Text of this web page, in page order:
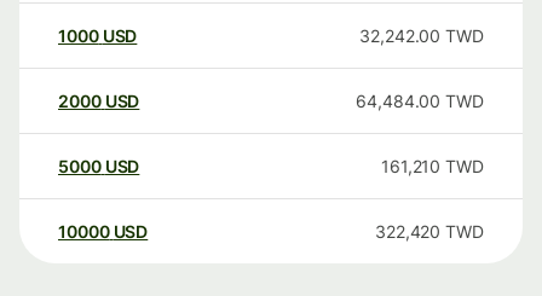
1000 USD 32,242.00 TWD
2000 USD 64,484.00 TWD
5000 USD 161,210 TWD
10000 USD 322,420 TWD